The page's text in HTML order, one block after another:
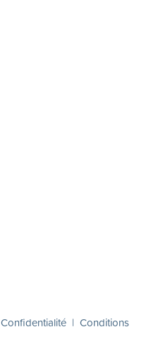
Confidentialité | Conditions